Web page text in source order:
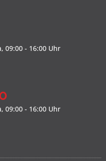
09:00 - 16:00 Uhr
09:00 - 16:00 Uhr